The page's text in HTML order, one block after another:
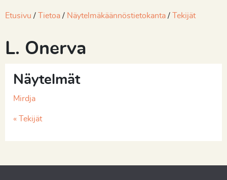
Etusivu Tietoa Näytelmäkäännöstietokanta Tekijät
L. Onerva
Näytelmät
Mirdja
« Tekijät